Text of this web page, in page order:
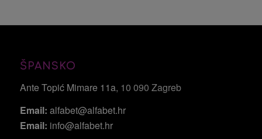
ŠPANSKO
Ante Topić Mimare 11a, 10 090 Zagreb
Email: alfabet@alfabet.hr
Email: info@alfabet.hr